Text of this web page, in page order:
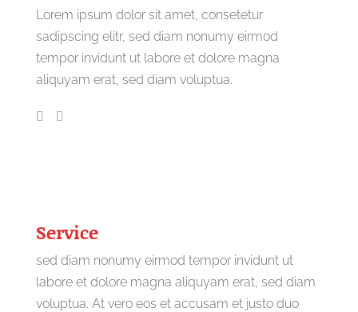
Lorem ipsum dolor sit amet, consetetur
sadipscing elitr, sed diam nonumy eirmod
tempor invidunt ut labore et dolore magna
aliquyam erat, sed diam voluptua.
Service
sed diam nonumy eirmod tempor invidunt ut
labore et dolore magna aliquyam erat, sed diam
voluptua. At vero eos et accusam et justo duo